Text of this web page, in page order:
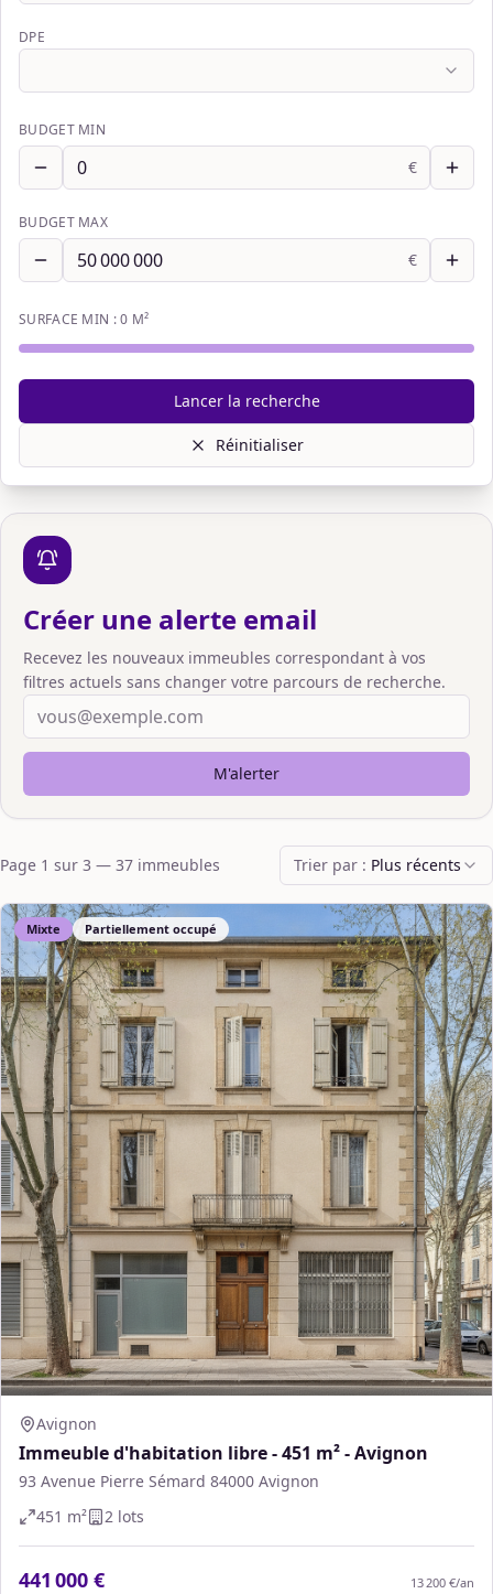
DPE
BUDGET MIN
€
BUDGET MAX
€
SURFACE MIN :0 M²
Lancer la recherche
Réinitialiser
Créer une alerte email
Recevez les nouveaux immeubles correspondant à vos
filtres actuels sans changer votre parcours de recherche.
M'alerter
Page 1 sur 3 — 37 immeubles Trier par : Plus récents
Mixte Partiellement occupé
Avignon
Immeuble d'habitation libre - 451 m² - Avignon
93 Avenue Pierre Sémard 84000 Avignon
451 m² 2 lots
441 000 € 13 200 €/an